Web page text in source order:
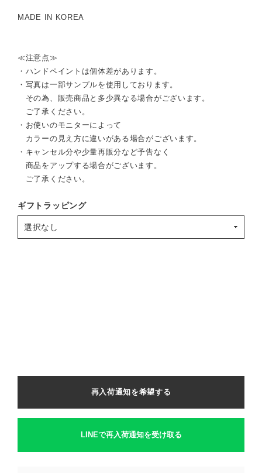
MADE IN KOREA
≪注意点≫
・ハンドペイントは個体差があります。
・写真は一部サンプルを使用しております。
その為、販売商品と多少異なる場合がございます。
ご了承ください。
・お使いのモニターによって
カラーの見え方に違いがある場合がございます。
・キャンセル分や少量再販分など予告なく
商品をアップする場合がございます。
ご了承ください。
ギフトラッピング
再入荷通知を希望する
LINEで再入荷通知を受け取る